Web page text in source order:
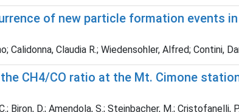
of new particle formation events
Calidonna, Claudia R.; Wiedensohler, Alfred; Contini,
CH4/CO ratio at the Mt. Cimone
Biron, D.; Amendola, S.; Steinbacher, M.; Cristofanelli, P.